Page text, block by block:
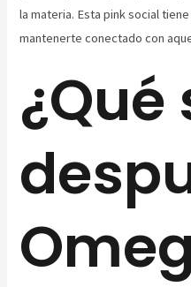
la materia. Esta pink social
mantenerte conectado con
¿Qué